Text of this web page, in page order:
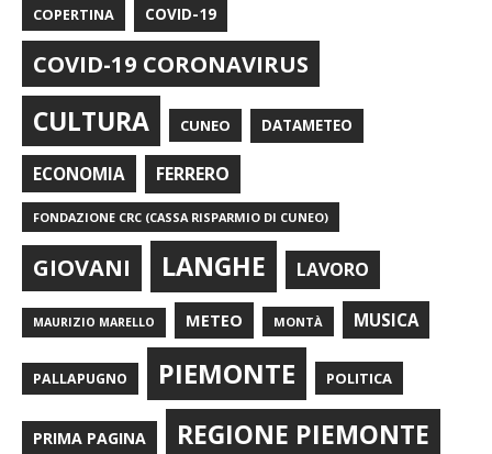
COPERTINA COVID-19
COVID-19 CORONAVIRUS
CULTURA CUNEO DATAMETEO
ECONOMIA FERRERO
FONDAZIONE CRC (CASSA RISPARMIO DI CUNEO)
GIOVANI LANGHE LAVORO
MAURIZIO MARELLO METEO MONTÀ MUSICA
PALLAPUGNO PIEMONTE POLITICA
PRIMA PAGINA REGIONE PIEMONTE